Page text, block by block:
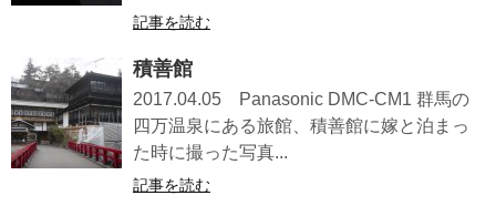
記事を読む
積善館
2017.04.05 Panasonic DMC-CM1 群馬の
四万温泉にある旅館、積善館に嫁と泊まっ
た時に撮った写真...
記事を読む